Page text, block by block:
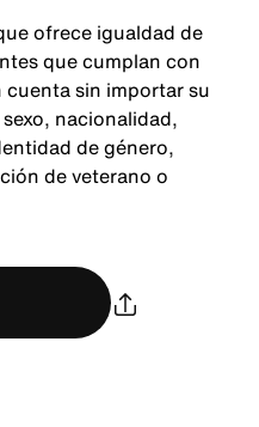
ofrece igualdad de
que cumplan con
sin importar su
nacionalidad,
de género,
de veterano o